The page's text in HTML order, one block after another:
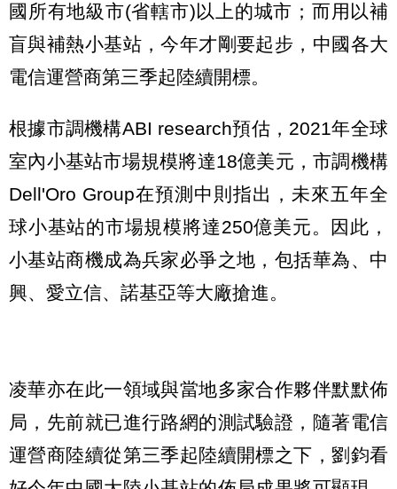
國所有地級市(省轄市)以上的城市；而用以補
盲與補熱小基站，今年才剛要起步，中國各大
電信運營商第三季起陸續開標。
根據市調機構ABI research預估，2021年全球
室內小基站市場規模將達18億美元，市調機構
Dell'Oro Group在預測中則指出，未來五年全
球小基站的市場規模將達250億美元。因此，
小基站商機成為兵家必爭之地，包括華為、中
興、愛立信、諾基亞等大廠搶進。
凌華亦在此一領域與當地多家合作夥伴默默佈
局，先前就已進行路網的測試驗證，隨著電信
運營商陸續從第三季起陸續開標之下，劉鈞看